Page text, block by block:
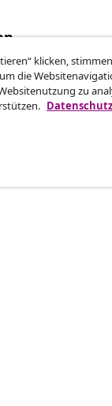
für deine
klicken,
die
zu